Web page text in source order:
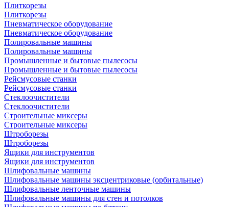
Плиткорезы
Плиткорезы
Пневматическое оборудование
Пневматическое оборудование
Полировальные машины
Полировальные машины
Промышленные и бытовые пылесосы
Промышленные и бытовые пылесосы
Рейсмусовые станки
Рейсмусовые станки
Стеклоочистители
Стеклоочистители
Строительные миксеры
Строительные миксеры
Штроборезы
Штроборезы
Ящики для инструментов
Ящики для инструментов
Шлифовальные машины
Шлифовальные машины эксцентриковые (орбитальные)
Шлифовальные ленточные машины
Шлифовальные машины для стен и потолков